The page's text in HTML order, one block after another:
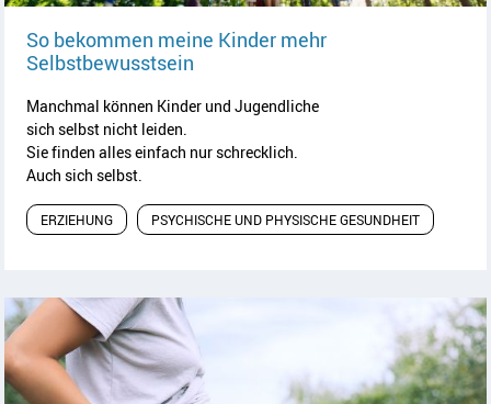
So bekommen meine Kinder mehr
Selbstbewusstsein
Manchmal können Kinder und Jugendliche
sich selbst nicht leiden.
Sie finden alles einfach nur schrecklich.
Auch sich selbst.
ERZIEHUNG PSYCHISCHE UND PHYSISCHE GESUNDHEIT